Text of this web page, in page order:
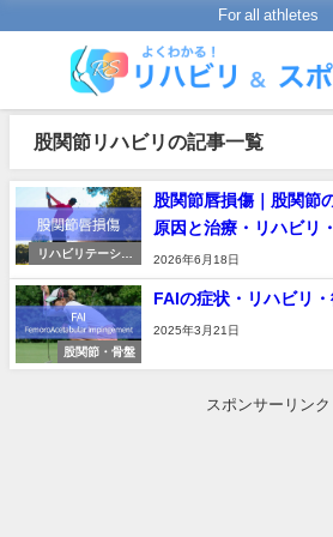
For all athletes
股関節リハビリの記事一覧
リハビリテーショ
股関節唇損傷｜股関節
原因と治療・リハビリ
2026年6月18日
股関節・骨盤
FAIの症状・リハビリ
2025年3月21日
スポンサーリンク